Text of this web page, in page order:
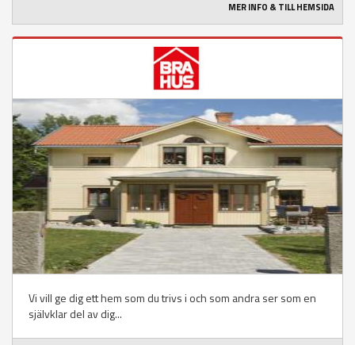
MER INFO & TILL HEMSIDA
Vi vill ge dig ett hem som du trivs i och som andra ser som en
självklar del av dig...